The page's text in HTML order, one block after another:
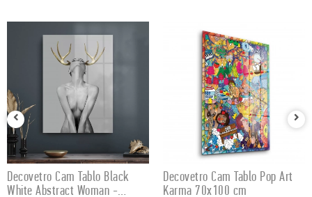
SEPETE EKLE
Decovetro Cam Tablo Black
White Abstract Woman -
SEPETE EKLE
Decovetro Cam Tablo Pop Art
Karma 70x100 cm